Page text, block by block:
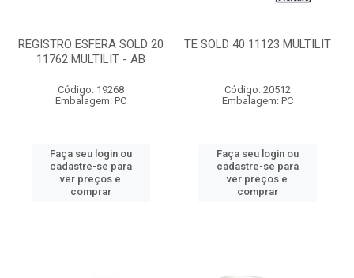
REGISTRO ESFERA SOLD 20
11762 MULTILIT - AB
Código: 19268
Embalagem: PC
Faça seu login ou
cadastre-se para
ver preços e
comprar
TE SOLD 40 11123 MULTILIT
Código: 20512
Embalagem: PC
Faça seu login ou
cadastre-se para
ver preços e
comprar